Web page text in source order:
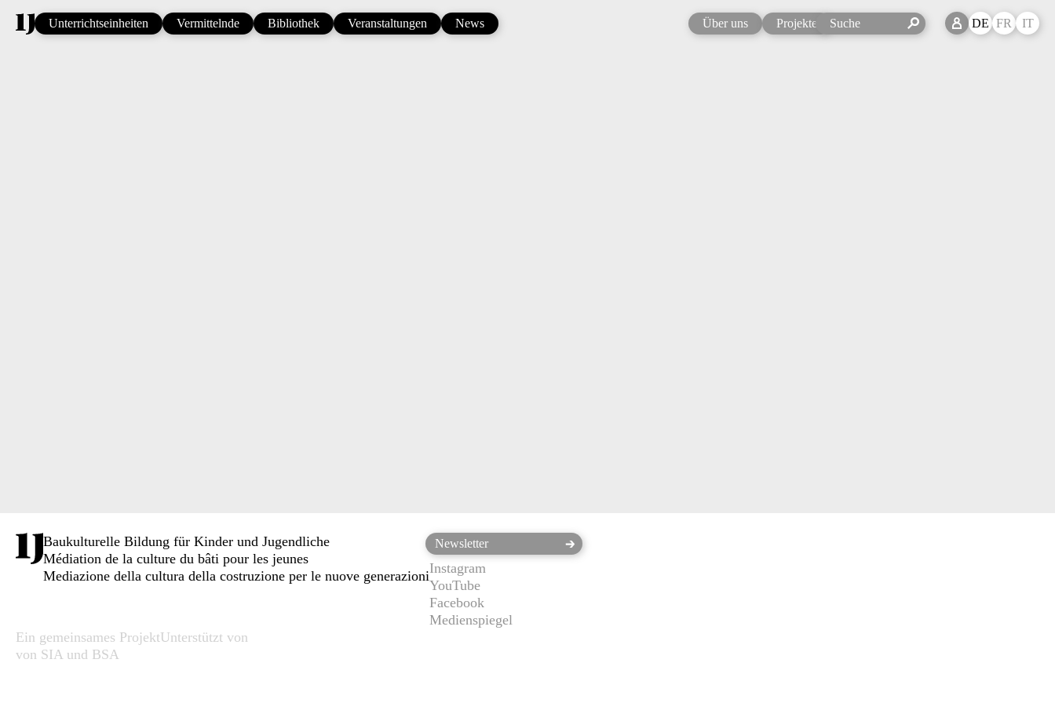
Unterrichtseinheiten Vermittelnde Bibliothek Veranstaltungen News Über uns Projekte DE FR IT
Baukulturelle Bildung für Kinder und Jugendliche
Médiation de la culture du bâti pour les jeunes
Mediazione della cultura della costruzione per le nuove generazioniInstagram
YouTube
Facebook
Medienspiegel
Ein gemeinsames Projekt
von SIA und BSA
Unterstützt von